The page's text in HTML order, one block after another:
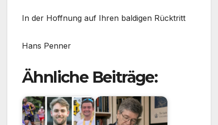
In der Hoffnung auf Ihren baldigen Rücktritt
Hans Penner
Ähnliche Beiträge: